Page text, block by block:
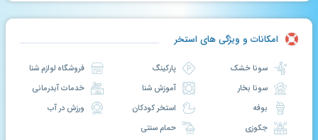
امکانات و ویژگی های استخر
سونا خشک
سونا بخار
جکوزی
پارکینگ
آموزش شنا
حمام سنتی
فروشگاه لوازم شنا
خدمات آبدرمانی